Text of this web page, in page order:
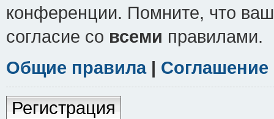
конференции. Помните, что
согласие со всеми правилами.
Общие правила|
Регистрация